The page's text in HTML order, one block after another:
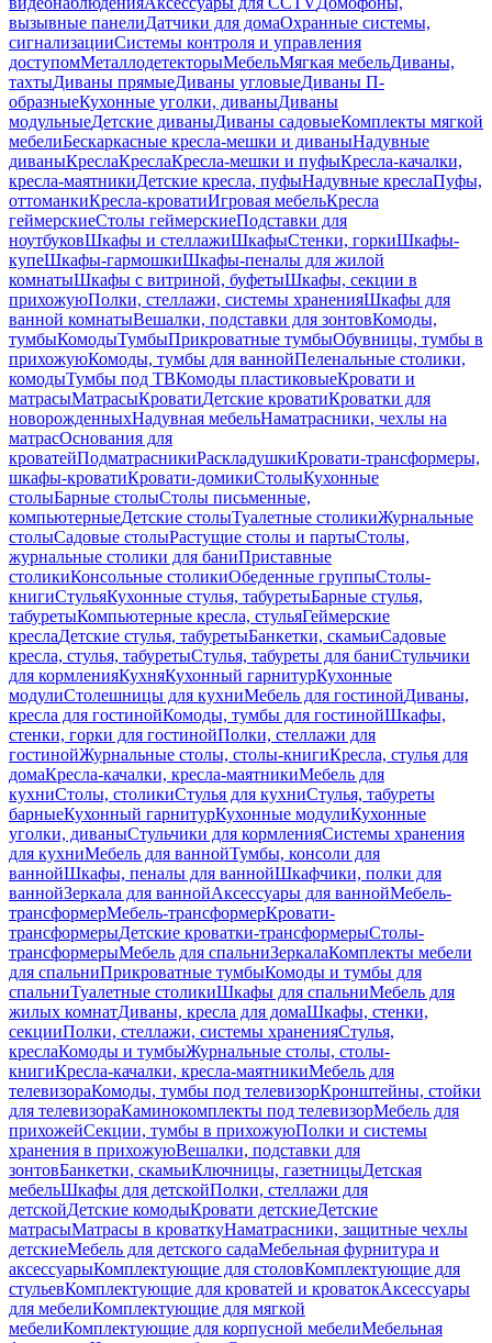
вызывные панелиДатчики для домаОхранные системы,
сигнализацииСистемы контроля и управления
доступомМеталлодетекторыМебельМягкая мебельДиваны,
тахтыДиваны прямыеДиваны угловыеДиваны П-
образныеКухонные уголки, диваныДиваны
модульныеДетские диваныДиваны садовыеКомплекты мягкой
мебелиБескаркасные кресла-мешки и диваныНадувные
диваныКреслаКреслаКресла-мешки и пуфыКресла-качалки,
кресла-маятникиДетские кресла, пуфыНадувные креслаПуфы,
оттоманкиКресла-кроватиИгровая мебельКресла
геймерскиеСтолы геймерскиеПодставки для
ноутбуковШкафы и стеллажиШкафыСтенки, горкиШкафы-
купеШкафы-гармошкиШкафы-пеналы для жилой
комнатыШкафы с витриной, буфетыШкафы, секции в
прихожуюПолки, стеллажи, системы храненияШкафы для
ванной комнатыВешалки, подставки для зонтовКомоды,
тумбыКомодыТумбыПрикроватные тумбыОбувницы, тумбы в
прихожуюКомоды, тумбы для ваннойПеленальные столики,
комодыТумбы под ТВКомоды пластиковыеКровати и
матрасыМатрасыКроватиДетские кроватиКроватки для
новорожденныхНадувная мебельНаматрасники, чехлы на
матрасОснования для
кроватейПодматрасникиРаскладушкиКровати-трансформеры,
шкафы-кроватиКровати-домикиСтолыКухонные
столыБарные столыСтолы письменные,
компьютерныеДетские столыТуалетные столикиЖурнальные
столыСадовые столыРастущие столы и партыСтолы,
журнальные столики для баниПриставные
столикиКонсольные столикиОбеденные группыСтолы-
книгиСтульяКухонные стулья, табуретыБарные стулья,
табуретыКомпьютерные кресла, стульяГеймерские
креслаДетские стулья, табуретыБанкетки, скамьиСадовые
кресла, стулья, табуретыСтулья, табуреты для баниСтульчики
для кормленияКухняКухонный гарнитурКухонные
модулиСтолешницы для кухниМебель для гостинойДиваны,
кресла для гостинойКомоды, тумбы для гостинойШкафы,
стенки, горки для гостинойПолки, стеллажи для
гостинойЖурнальные столы, столы-книгиКресла, стулья для
домаКресла-качалки, кресла-маятникиМебель для
кухниСтолы, столикиСтулья для кухниСтулья, табуреты
барныеКухонный гарнитурКухонные модулиКухонные
уголки, диваныСтульчики для кормленияСистемы хранения
для кухниМебель для ваннойТумбы, консоли для
ваннойШкафы, пеналы для ваннойШкафчики, полки для
ваннойЗеркала для ваннойАксессуары для ваннойМебель-
трансформерМебель-трансформерКровати-
трансформерыДетские кроватки-трансформерыСтолы-
трансформерыМебель для спальниЗеркалаКомплекты мебели
для спальниПрикроватные тумбыКомоды и тумбы для
спальниТуалетные столикиШкафы для спальниМебель для
жилых комнатДиваны, кресла для домаШкафы, стенки,
секцииПолки, стеллажи, системы храненияСтулья,
креслаКомоды и тумбыЖурнальные столы, столы-
книгиКресла-качалки, кресла-маятникиМебель для
телевизораКомоды, тумбы под телевизорКронштейны, стойки
для телевизораКаминокомплекты под телевизорМебель для
прихожейСекции, тумбы в прихожуюПолки и системы
хранения в прихожуюВешалки, подставки для
зонтовБанкетки, скамьиКлючницы, газетницыДетская
мебельШкафы для детскойПолки, стеллажи для
детскойДетские комодыКровати детскиеДетские
матрасыМатрасы в кроваткуНаматрасники, защитные чехлы
детскиеМебель для детского садаМебельная фурнитура и
аксессуарыКомплектующие для столовКомплектующие для
стульевКомплектующие для кроватей и кроватокАксессуары
для мебелиКомплектующие для мягкой
мебелиКомплектующие для корпусной мебелиМебельная